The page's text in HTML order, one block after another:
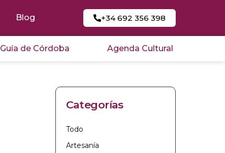
Blog +34 692 356 398
Guía de Córdoba Agenda Cultural
Categorías
Todo
Artesanía